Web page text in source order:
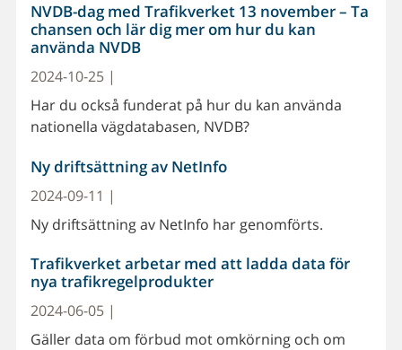
NVDB-dag med Trafikverket 13 november – Ta
chansen och lär dig mer om hur du kan
använda NVDB
2024-10-25 |
Har du också funderat på hur du kan använda
nationella vägdatabasen, NVDB?
Ny driftsättning av NetInfo
2024-09-11 |
Ny driftsättning av NetInfo har genomförts.
Trafikverket arbetar med att ladda data för
nya trafikregelprodukter
2024-06-05 |
Gäller data om förbud mot omkörning och om